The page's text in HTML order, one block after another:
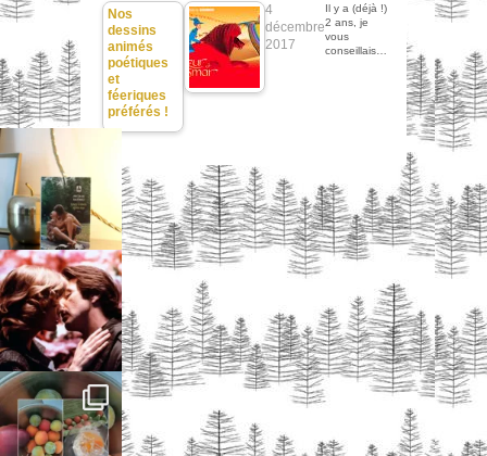
Nos
dessins
animés
poétiques
et
féeriques
préférés !
4
décembre
2017
Il y a (déjà !)
2 ans, je
vous
conseillais…